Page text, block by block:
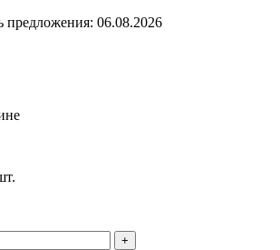
предложения: 06.08.2026
+